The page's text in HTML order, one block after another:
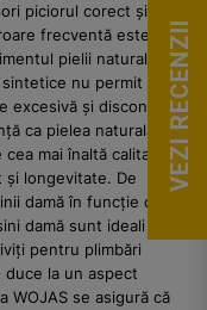
piciorul corect și
frecventă este
pielii naturale.
sintetice nu permit
excesivă și disconfort,
ca pielea naturală. La
mai înaltă calitate
și longevitate. De
damă în funcție de
damă sunt ideali
pentru plimbări
la un aspect
WOJAS se asigură că
VEZI RECENZII